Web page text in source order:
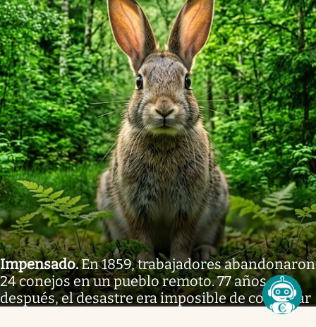
Impensado.En 1859, trabajadores abandonaron
24 conejos en un pueblo remoto. 77 años
después, el desastre era imposible de controlar